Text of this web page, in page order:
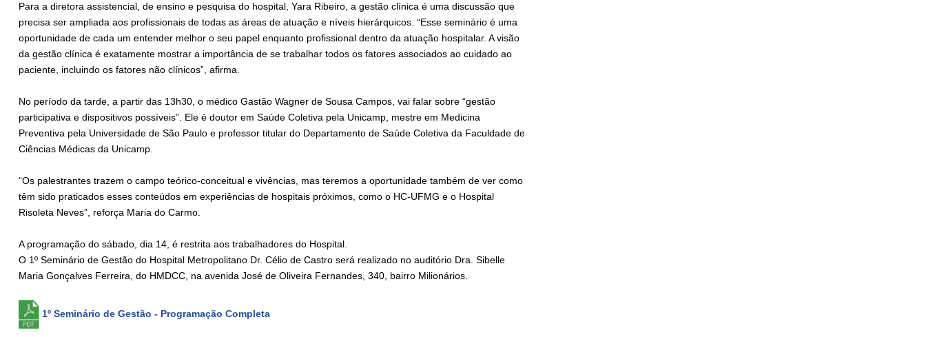
Para a diretora assistencial, de ensino e pesquisa do hospital, Yara Ribeiro, a gestão clínica é uma discussão que
precisa ser ampliada aos profissionais de todas as áreas de atuação e níveis hierárquicos. “Esse seminário é uma
oportunidade de cada um entender melhor o seu papel enquanto profissional dentro da atuação hospitalar. A visão
da gestão clínica é exatamente mostrar a importância de se trabalhar todos os fatores associados ao cuidado ao
paciente, incluindo os fatores não clínicos”, afirma.
No período da tarde, a partir das 13h30, o médico Gastão Wagner de Sousa Campos, vai falar sobre “gestão
participativa e dispositivos possíveis”. Ele é doutor em Saúde Coletiva pela Unicamp, mestre em Medicina
Preventiva pela Universidade de São Paulo e professor titular do Departamento de Saúde Coletiva da Faculdade de
Ciências Médicas da Unicamp.
“Os palestrantes trazem o campo teórico-conceitual e vivências, mas teremos a oportunidade também de ver como
têm sido praticados esses conteúdos em experiências de hospitais próximos, como o HC-UFMG e o Hospital
Risoleta Neves”, reforça Maria do Carmo.
A programação do sábado, dia 14, é restrita aos trabalhadores do Hospital.
O 1º Seminário de Gestão do Hospital Metropolitano Dr. Célio de Castro será realizado no auditório Dra. Sibelle
Maria Gonçalves Ferreira, do HMDCC, na avenida José de Oliveira Fernandes, 340, bairro Milionários.
1º Seminário de Gestão - Programação Completa